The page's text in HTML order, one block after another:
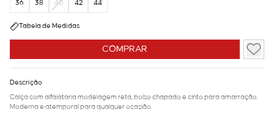
COMPRAR
36 38 40 42 44
Tabela de Medidas
Descrição
Calça com alfaiataria modelagem reta, bolso chapado e cinto para amarração.
Moderna e atemporal para qualquer ocasião.